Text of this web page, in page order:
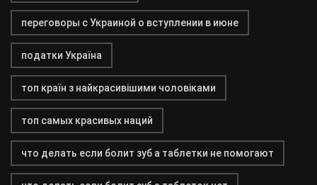
переговоры с Украиной о вступлении в июне
податки Україна
топ країн з найкрасивішими чоловіками
топ самых красивых наций
что делать если болит зуб а таблетки не помогают